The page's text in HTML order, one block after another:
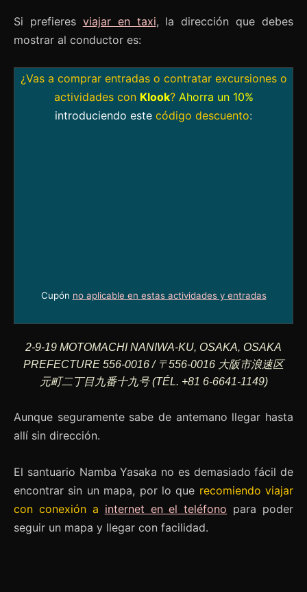
Si prefieres viajar en taxi, la dirección que debes
mostrar al conductor es:
¿Vas a comprar entradas o contratar excursiones o
actividades con Klook? Ahorra un 10%
introduciendo este código descuento:
Cupón no aplicable en estas actividades y entradas
2-9-19 MOTOMACHI NANIWA-KU, OSAKA, OSAKA
PREFECTURE 556-0016 / 〒556-0016 大阪市浪速区
元町二丁目九番十九号 (TÉL. +81 6-6641-1149)
Aunque seguramente sabe de antemano llegar hasta
allí sin dirección.
El santuario Namba Yasaka no es demasiado fácil de
encontrar sin un mapa, por lo que recomiendo viajar
con conexión a internet en el teléfono para poder
seguir un mapa y llegar con facilidad.